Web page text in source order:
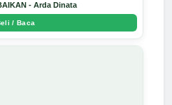
- Arda Dinata
/ Baca